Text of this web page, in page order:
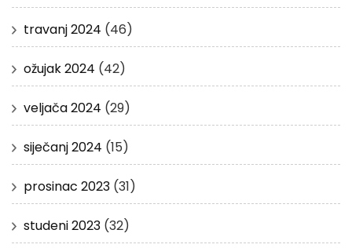
travanj 2024 (46)
ožujak 2024 (42)
veljača 2024 (29)
siječanj 2024 (15)
prosinac 2023 (31)
studeni 2023 (32)